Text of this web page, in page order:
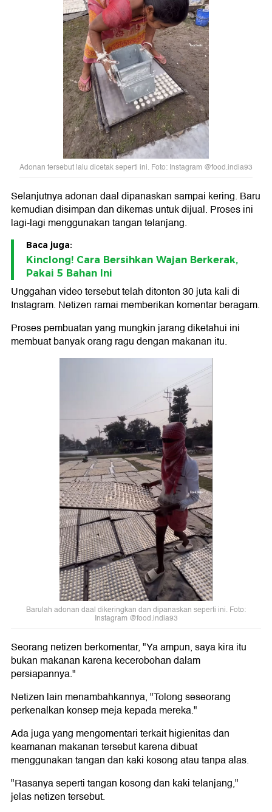
Adonan tersebut lalu dicetak seperti ini. Foto: Instagram @food.india93
Selanjutnya adonan daal dipanaskan sampai kering. Baru
kemudian disimpan dan dikemas untuk dijual. Proses ini
lagi-lagi menggunakan tangan telanjang.
Baca juga:
Kinclong! Cara Bersihkan Wajan Berkerak,
Pakai 5 Bahan Ini
Unggahan video tersebut telah ditonton 30 juta kali di
Instagram. Netizen ramai memberikan komentar beragam.
Proses pembuatan yang mungkin jarang diketahui ini
membuat banyak orang ragu dengan makanan itu.
Barulah adonan daal dikeringkan dan dipanaskan seperti ini. Foto:
Instagram @food.india93
Seorang netizen berkomentar, "Ya ampun, saya kira itu
bukan makanan karena kecerobohan dalam
persiapannya."
Netizen lain menambahkannya, "Tolong seseorang
perkenalkan konsep meja kepada mereka."
Ada juga yang mengomentari terkait higienitas dan
keamanan makanan tersebut karena dibuat
menggunakan tangan dan kaki kosong atau tanpa alas.
"Rasanya seperti tangan kosong dan kaki telanjang,"
jelas netizen tersebut.